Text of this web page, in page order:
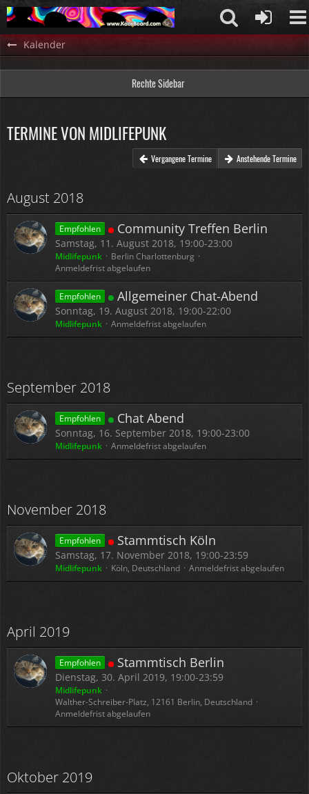
Kalender
TERMINE VON MIDLIFEPUNK
Vergangene Termine Anstehende Termine
August 2018
Empfohlen Community Treffen Berlin
Samstag, 11. August 2018, 19:00-23:00
Midlifepunk
Berlin Charlottenburg
Anmeldefrist abgelaufen
Empfohlen Allgemeiner Chat-Abend
Sonntag, 19. August 2018, 19:00-22:00
Midlifepunk Anmeldefrist abgelaufen
September 2018
Empfohlen Chat Abend
Sonntag, 16. September 2018, 19:00-23:00
Midlifepunk Anmeldefrist abgelaufen
November 2018
Empfohlen Stammtisch Köln
Samstag, 17. November 2018, 19:00-23:59
Midlifepunk Köln, Deutschland Anmeldefrist abgelaufen
April 2019
Empfohlen Stammtisch Berlin
Dienstag, 30. April 2019, 19:00-23:59
Midlifepunk
Walther-Schreiber-Platz, 12161 Berlin, Deutschland
Anmeldefrist abgelaufen
Oktober 2019
Rechte Sidebar